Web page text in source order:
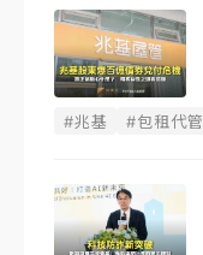
#兆基 #包租代管